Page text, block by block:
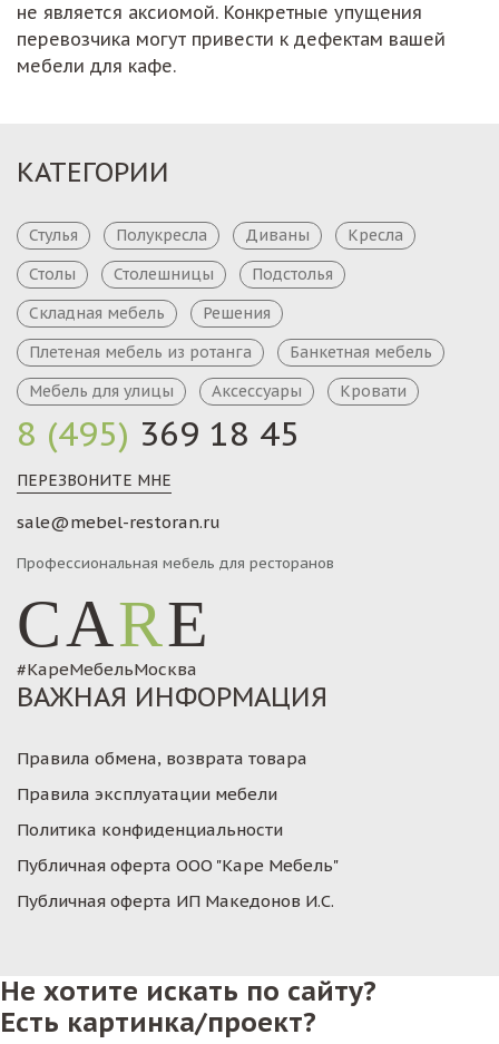
не является аксиомой. Конкретные упущения
перевозчика могут привести к дефектам вашей
мебели для кафе.
8 (495) 369 18 45
ПЕРЕЗВОНИТЕ МНЕ
sale@mebel-restoran.ru
Профессиональная мебель для ресторанов
CARE
#КареМебельМосква
КАТЕГОРИИ
Стулья Полукресла Диваны
Кресла
Столы
Столешницы
Подстолья
Складная мебель
Решения
Плетеная мебель из ротанга
Банкетная мебель
Мебель для улицы
Аксессуары Кровати
ВАЖНАЯ ИНФОРМАЦИЯ
Правила обмена, возврата товара
Правила эксплуатации мебели
Политика конфиденциальности
Публичная оферта ООО "Каре Мебель"
Публичная оферта ИП Македонов И.С.
Не хотите искать по сайту?
Есть картинка/проект?